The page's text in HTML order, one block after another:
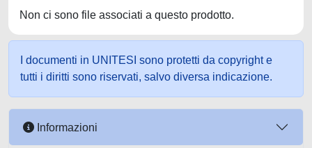
Non ci sono file associati a questo prodotto.
I documenti in UNITESI sono protetti da copyright e
tutti i diritti sono riservati, salvo diversa indicazione.
Informazioni